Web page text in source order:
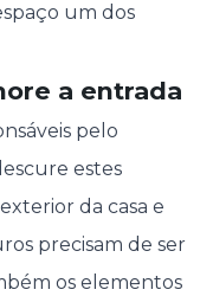
um dos
a entrada
pelo
estes
da casa e
precisam de ser
os elementos